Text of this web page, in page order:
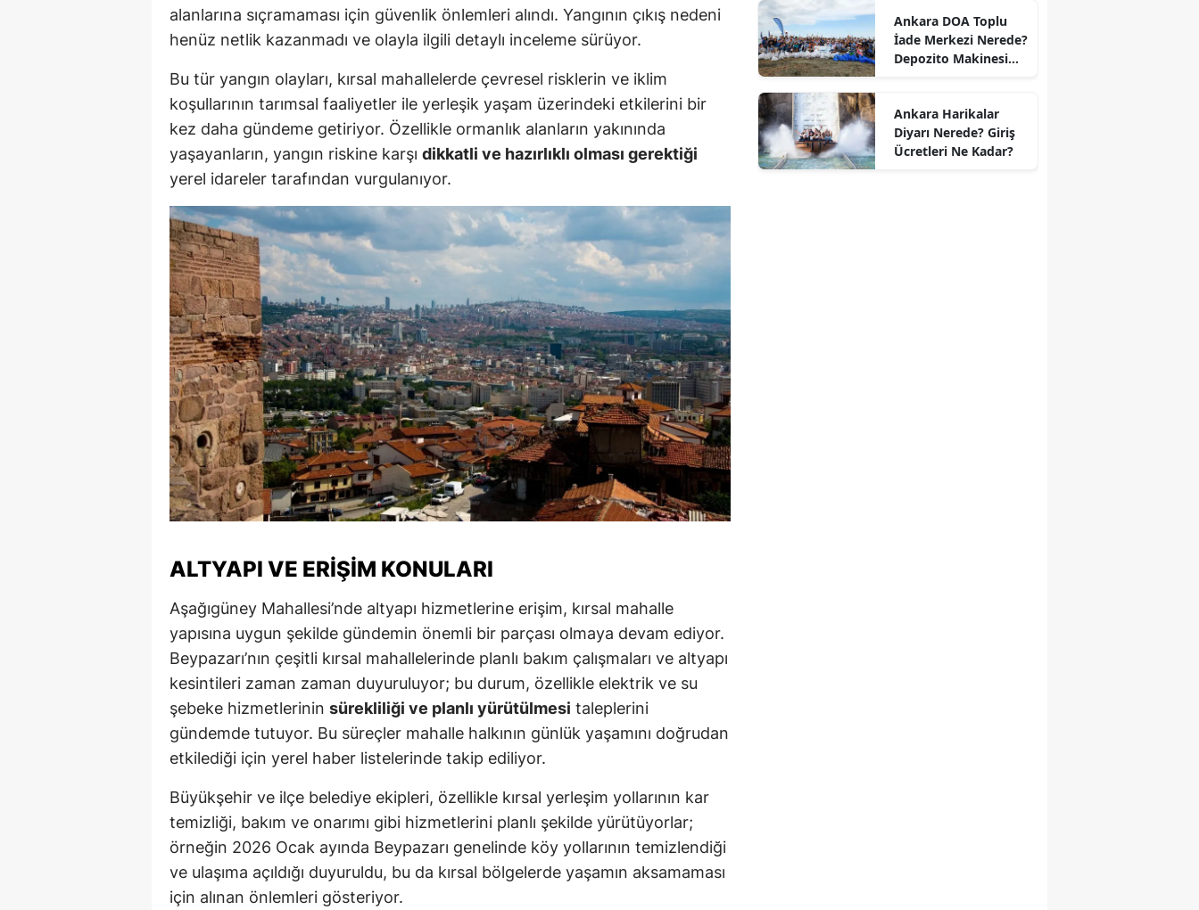
alanlarına sıçramaması için güvenlik önlemleri alındı. Yangının çıkış nedeni
henüz netlik kazanmadı ve olayla ilgili detaylı inceleme sürüyor.
Bu tür yangın olayları, kırsal mahallelerde çevresel risklerin ve iklim
koşullarının tarımsal faaliyetler ile yerleşik yaşam üzerindeki etkilerini bir
kez daha gündeme getiriyor. Özellikle ormanlık alanların yakınında
yaşayanların, yangın riskine karşı dikkatli ve hazırlıklı olması gerektiği
yerel idareler tarafından vurgulanıyor.
ALTYAPI VE ERIŞIM KONULARI
Aşağıgüney Mahallesi’nde altyapı hizmetlerine erişim, kırsal mahalle
yapısına uygun şekilde gündemin önemli bir parçası olmaya devam ediyor.
Beypazarı’nın çeşitli kırsal mahallelerinde planlı bakım çalışmaları ve altyapı
kesintileri zaman zaman duyuruluyor; bu durum, özellikle elektrik ve su
şebeke hizmetlerinin sürekliliği ve planlı yürütülmesi taleplerini
gündemde tutuyor. Bu süreçler mahalle halkının günlük yaşamını doğrudan
etkilediği için yerel haber listelerinde takip ediliyor.
Büyükşehir ve ilçe belediye ekipleri, özellikle kırsal yerleşim yollarının kar
temizliği, bakım ve onarımı gibi hizmetlerini planlı şekilde yürütüyorlar;
örneğin 2026 Ocak ayında Beypazarı genelinde köy yollarının temizlendiği
ve ulaşıma açıldığı duyuruldu, bu da kırsal bölgelerde yaşamın aksamaması
için alınan önlemleri gösteriyor.
Ankara DOA Toplu
İade Merkezi Nerede?
Depozito Makinesi
Ankara Harikalar
Diyarı Nerede? Giriş
Ücretleri Ne Kadar?